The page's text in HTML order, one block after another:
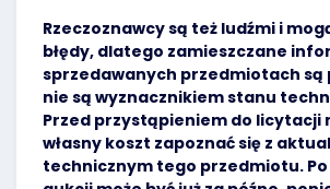
Rzeczoznawcy są też ludźmi i
błędy, dlatego zamieszczane
sprzedawanych przedmiotach są
nie są wyznacznikiem stanu
Przed przystąpieniem do licytacji
własny koszt zapoznać się z
technicznym tego przedmiotu.